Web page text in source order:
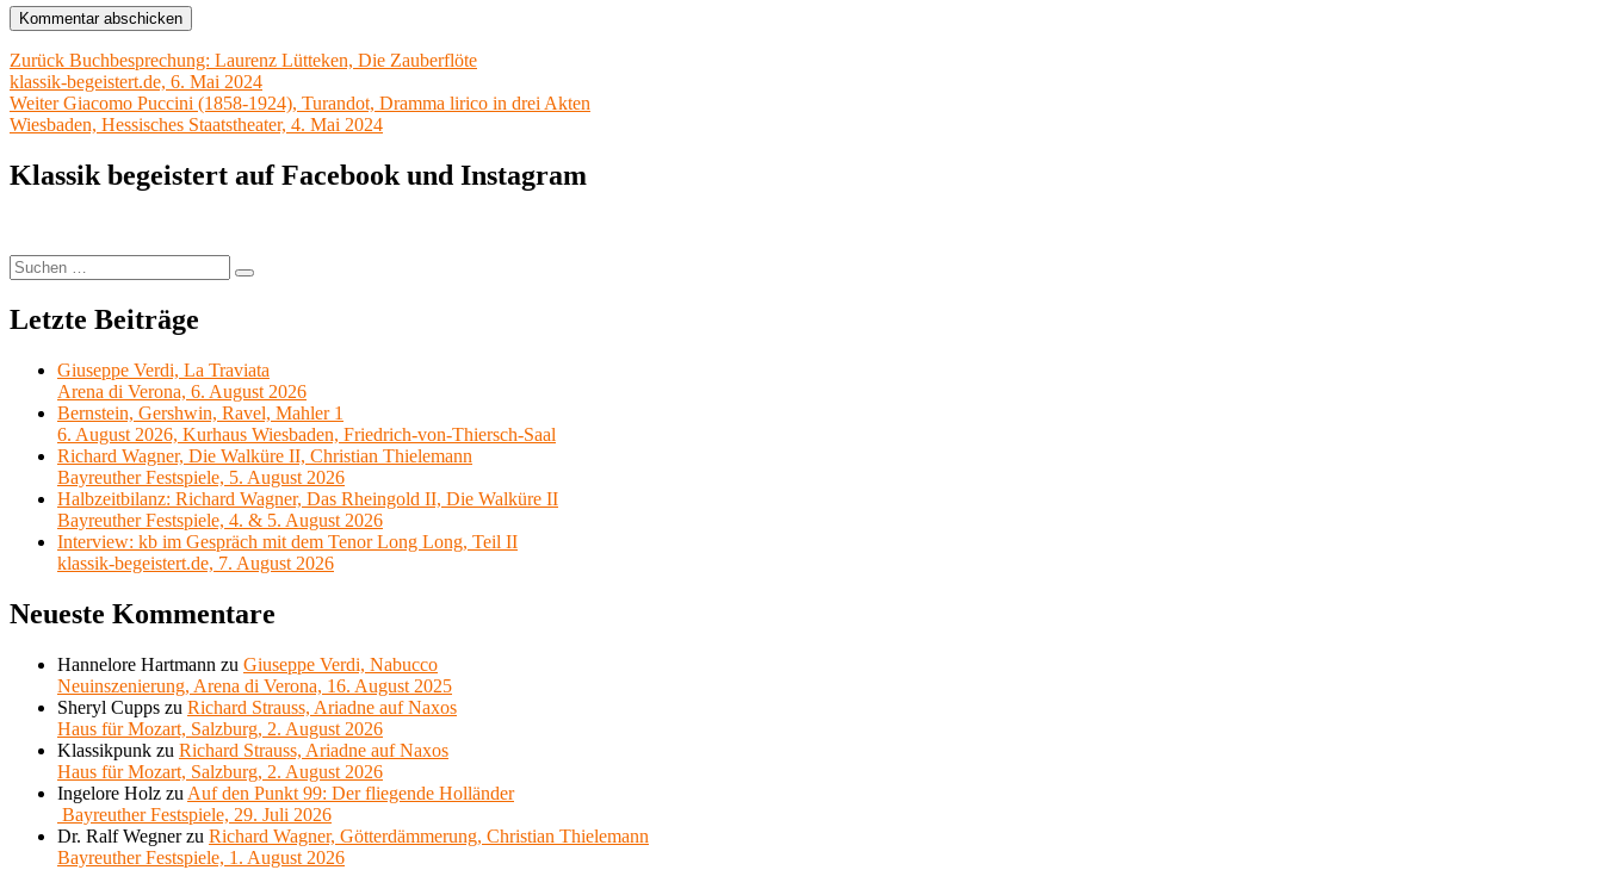
Beitragsnavigation
Zurück Vorheriger
Beitrag:
Buchbesprechung: Laurenz Lütteken, Die Zauberflöte
klassik-begeistert.de, 6. Mai 2024
Weiter Nächster
Beitrag:
Giacomo Puccini (1858-1924), Turandot, Dramma lirico in drei Akten
Wiesbaden, Hessisches Staatstheater, 4. Mai 2024
Klassik begeistert auf Facebook und Instagram
Suchen
nach:
Suchen
Letzte Beiträge
Giuseppe Verdi, La Traviata
Arena di Verona, 6. August 2026
Bernstein, Gershwin, Ravel, Mahler 1
6. August 2026, Kurhaus Wiesbaden, Friedrich-von-Thiersch-Saal
Richard Wagner, Die Walküre II, Christian Thielemann
Bayreuther Festspiele, 5. August 2026
Halbzeitbilanz: Richard Wagner, Das Rheingold II, Die Walküre II
Bayreuther Festspiele, 4. & 5. August 2026
Interview: kb im Gespräch mit dem Tenor Long Long, Teil II
klassik-begeistert.de, 7. August 2026
Neueste Kommentare
Hannelore Hartmann zu Giuseppe Verdi, Nabucco
Neuinszenierung, Arena di Verona, 16. August 2025
Sheryl Cupps zu Richard Strauss, Ariadne auf Naxos
Haus für Mozart, Salzburg, 2. August 2026
Klassikpunk zu Richard Strauss, Ariadne auf Naxos
Haus für Mozart, Salzburg, 2. August 2026
Ingelore Holz zu Auf den Punkt 99: Der fliegende Holländer
Bayreuther Festspiele, 29. Juli 2026
Dr. Ralf Wegnerzu Richard Wagner, Götterdämmerung, Christian Thielemann
Bayreuther Festspiele, 1. August 2026